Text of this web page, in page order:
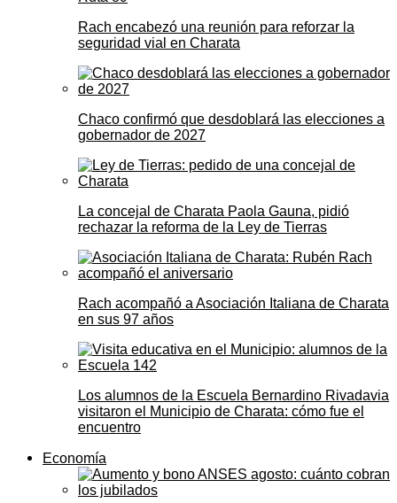
Rach encabezó una reunión para reforzar la
seguridad vial en Charata
Chaco confirmó que desdoblará las elecciones a
gobernador de 2027
La concejal de Charata Paola Gauna, pidió
rechazar la reforma de la Ley de Tierras
Rach acompañó a Asociación Italiana de Charata
en sus 97 años
Los alumnos de la Escuela Bernardino Rivadavia
visitaron el Municipio de Charata: cómo fue el
encuentro
Economía